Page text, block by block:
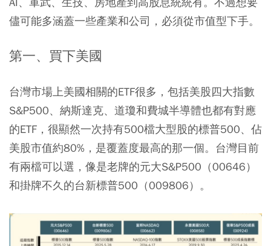
儘可能多涵蓋一些產業和公司，必須從市值型下手。
第一、買下美國
台灣市場上美國相關的ETF很多，包括美股四大指數
S&P500、納斯達克、道瓊和費城半導體也都有對應
的ETF，很顯然一次持有500檔大型股的標普500、佔
美股市值約80%，是覆蓋度最高的那一個。台灣目前
有兩檔可以選，像是老牌的元大S&P500（00646）
和掛牌不久的台新標普500（009806）。